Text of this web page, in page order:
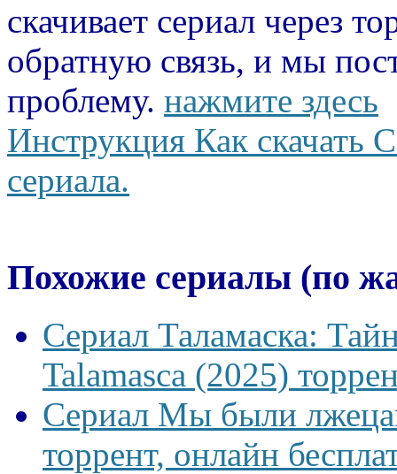
скачивает сериал через
обратную связь, и мы
проблему. нажмите здесь
Инструкция Как скачать
сериала.
Похожие сериалы (по
Сериал Таламаска:
Talamasca (2025)
Сериал Мы были
торрент, онлайн